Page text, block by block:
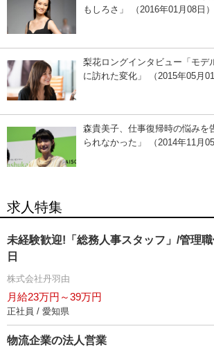
もしろさ」 （2016年01月08日）
梨花ロングインタビュー「モ
に訪れた変化」 （2015年05月01
森貴美子、仕事復帰時の悩みを
られなかった」 （2014年11月05
求人特集
未経験歓迎!「総務人事スタッフ」/管理
日
株式会社丹羽由
月給23万円～39万円
正社員 / 愛知県
物流企業の法人営業